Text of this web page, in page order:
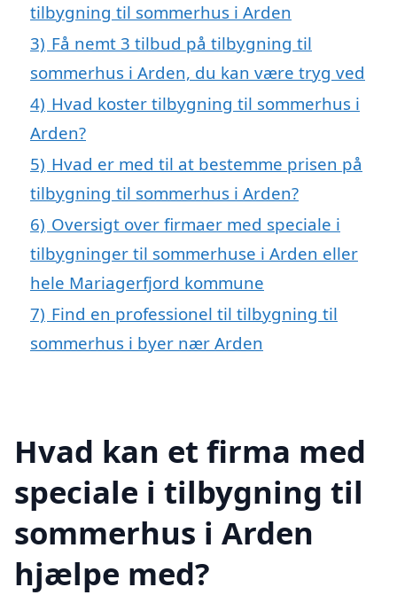
tilbygning til sommerhus i Arden
3) Få nemt 3 tilbud på tilbygning til
sommerhus i Arden, du kan være tryg ved
4) Hvad koster tilbygning til sommerhus i
Arden?
5) Hvad er med til at bestemme prisen på
tilbygning til sommerhus i Arden?
6) Oversigt over firmaer med speciale i
tilbygninger til sommerhuse i Arden eller
hele Mariagerfjord kommune
7) Find en professionel til tilbygning til
sommerhus i byer nær Arden
Hvad kan et firma med
speciale i tilbygning til
sommerhus i Arden
hjælpe med?